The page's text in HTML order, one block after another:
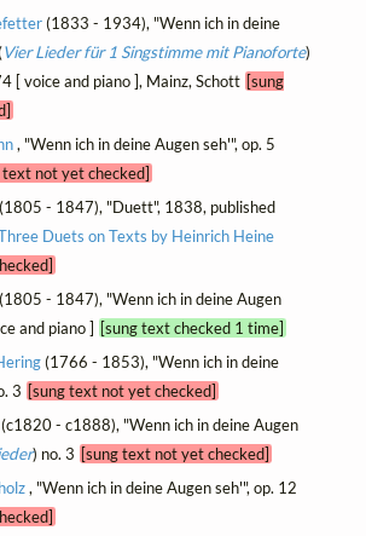
(1833 - 1934), "Wenn ich in deine
Vier Lieder für 1 Singstimme mit Pianoforte)
[ voice and piano ], Mainz, Schott [sung
, "Wenn ich in deine Augen seh'", op. 5
text not yet checked]
(1805 - 1847), "Duett", 1838, published
Duets on Texts by Heinrich Heine
(1805 - 1847), "Wenn ich in deine Augen
and piano ] [sung text checked 1 time]
(1766 - 1853), "Wenn ich in deine
3 [sung text not yet checked]
(c1820 - c1888), "Wenn ich in deine Augen
) no. 3 [sung text not yet checked]
, "Wenn ich in deine Augen seh'", op. 12